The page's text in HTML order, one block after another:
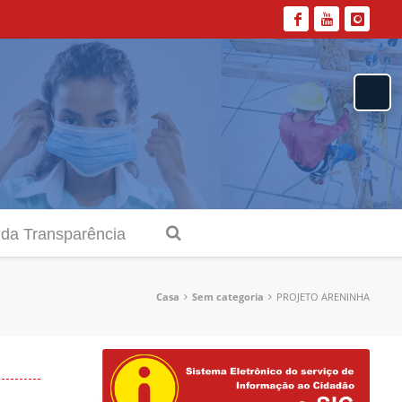
Transparência
Casa Sem categoria PROJETO ARENINHA